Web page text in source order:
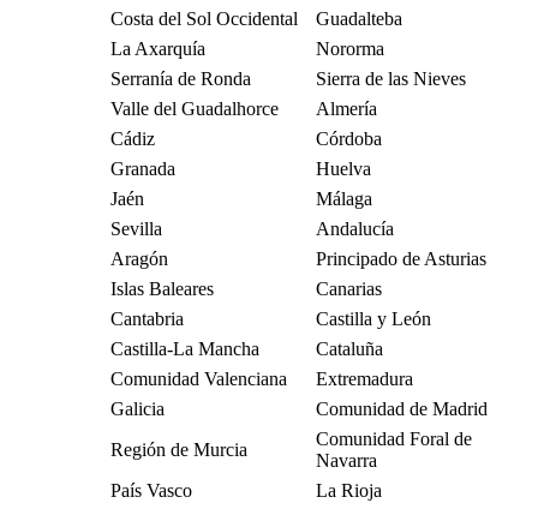
Costa del Sol Occidental
Guadalteba
La Axarquía
Nororma
Serranía de Ronda
Sierra de las Nieves
Valle del Guadalhorce
Almería
Cádiz
Córdoba
Granada
Huelva
Jaén
Málaga
Sevilla
Andalucía
Aragón
Principado de Asturias
Islas Baleares
Canarias
Cantabria
Castilla y León
Castilla-La Mancha
Cataluña
Comunidad Valenciana
Extremadura
Galicia
Comunidad de Madrid
Región de Murcia
Comunidad Foral de
Navarra
País Vasco
La Rioja